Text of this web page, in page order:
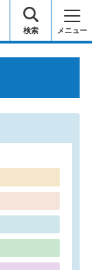
検索 メニュー